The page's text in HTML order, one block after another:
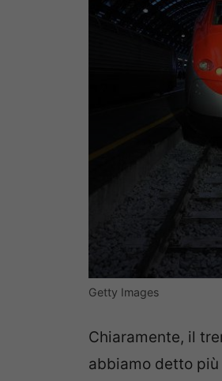
Getty Images
Chiaramente, il
abbiamo detto